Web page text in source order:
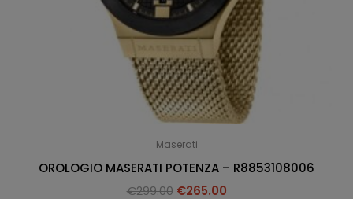
Maserati
OROLOGIO MASERATI POTENZA – R8853108006
€299.00 €265.00